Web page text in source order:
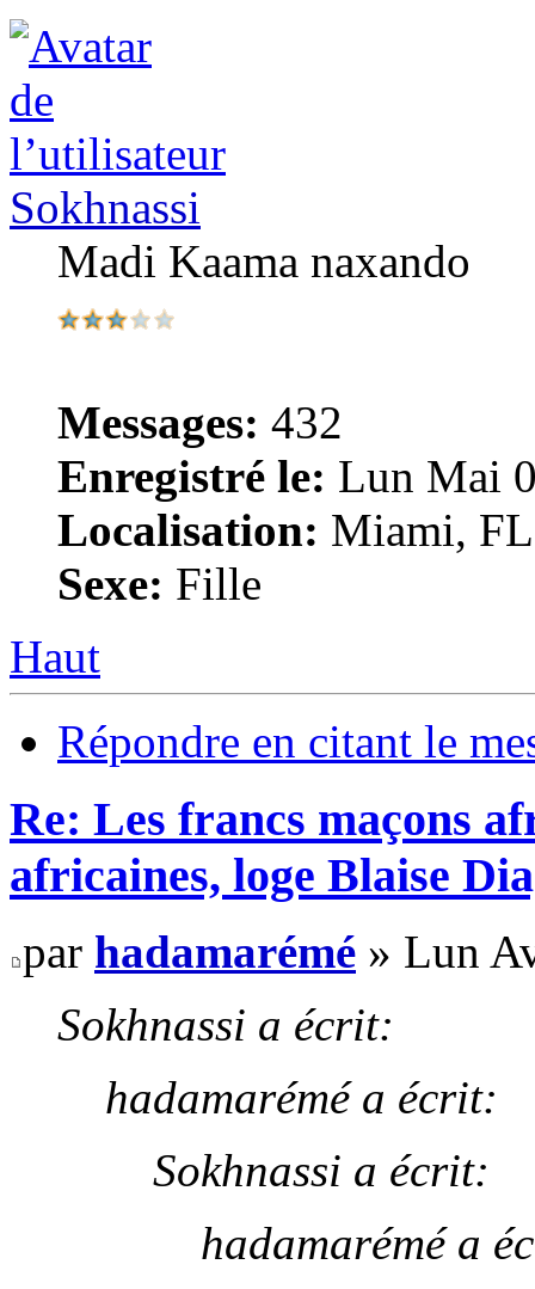
Sokhnassi
Madi Kaama naxando
Messages: 432
Enregistré le: Lun Mai
Localisation: Miami,
Sexe: Fille
Haut
Répondre en citant le
Re: Les francs maçons
africaines, loge Blaise
par hadamarémé » Lun
Sokhnassi a écrit:
hadamarémé a écrit:
Sokhnassi a écrit:
hadamarémé a